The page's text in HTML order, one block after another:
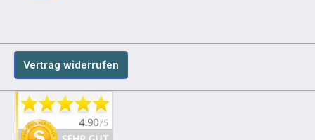
Vertrag widerrufen